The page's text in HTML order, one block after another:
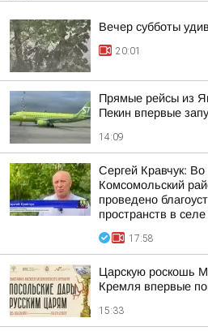
Вечер субботы
20:01
Прямые рейсы из
Пекин впервые
14:09
Сергей Кравчук: Во
Комсомольский
проведено
пространств в
17:58
Царскую роскошь
Кремля впервые
15:33